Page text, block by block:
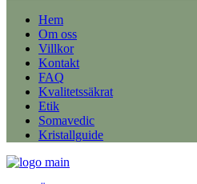
Hem
Om oss
Villkor
Kontakt
FAQ
Kvalitetssäkrat
Etik
Somavedic
Kristallguide